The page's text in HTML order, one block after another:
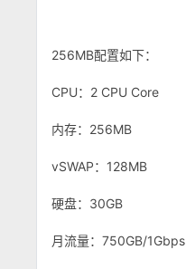
256MB配置如下：
CPU：2 CPU Core
内存：256MB
vSWAP：128MB
硬盘：30GB
月流量：750GB/1Gbps